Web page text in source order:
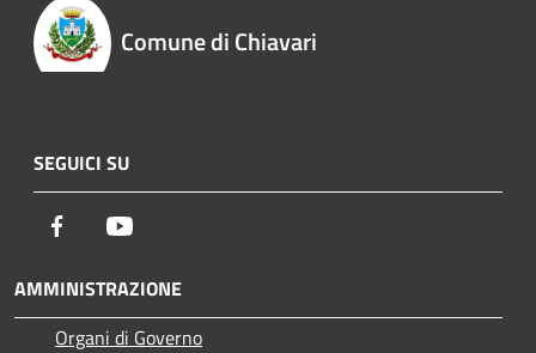
Comune di Chiavari
SEGUICI SU
Facebook
AMMINISTRAZIONE
Organi di Governo